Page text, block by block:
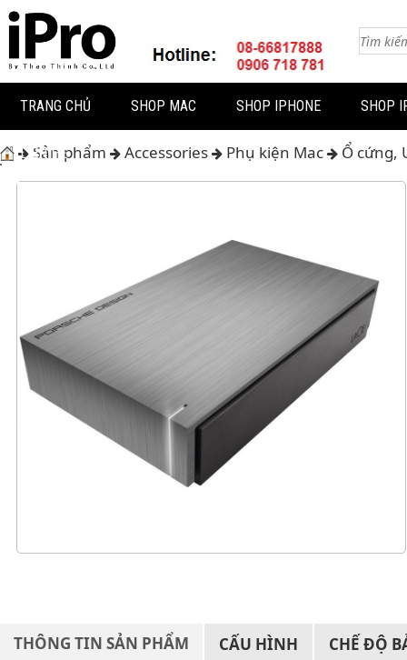
TRANG CHỦ SHOP MAC SHOP IPHONE SHOP
LIÊN HỆ
Sản phẩm Accessories Phụ kiện Mac Ổ cứng,
THÔNG TIN SẢN PHẨM CẤU HÌNH CHẾ ĐỘ